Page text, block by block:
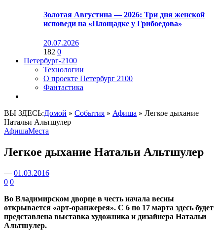
Золотая Августина — 2026: Три дня женской
исповеди на «Площадке у Грибоедова»
20.07.2026
182 0
Петербург-2100
Технологии
О проекте Петербург 2100
Фантастика
ВЫ ЗДЕСЬ:Домой » События » Афиша » Легкое дыхание
Натальи Альтшулер
АфишаМеста
Легкое дыхание Натальи Альтшулер
— 01.03.2016
0 0
Во Владимирском дворце в честь начала весны
открывается «арт-оранжерея». С 6 по 17 марта здесь будет
представлена выставка художника и дизайнера Натальи
Альтшулер.